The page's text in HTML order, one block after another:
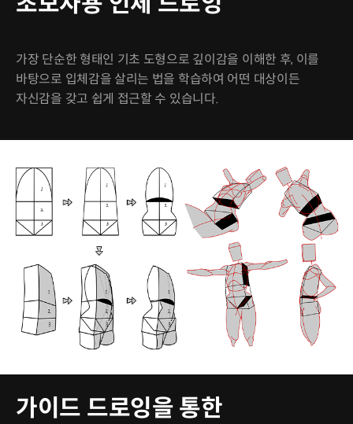
가장 단순한 형태인 기초 도형으로 깊이감을 이해한 후, 이를
바탕으로 입체감을 살리는 법을 학습하여 어떤 대상이든
자신감을 갖고 쉽게 접근할 수 있습니다.
가이드 드로잉을 통한